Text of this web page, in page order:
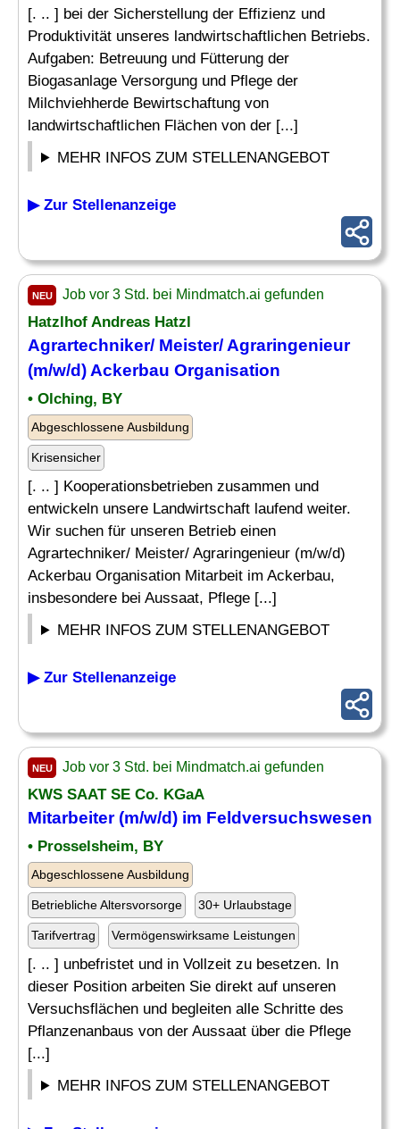
[. .. ] bei der Sicherstellung der Effizienz und
Produktivität unseres landwirtschaftlichen Betriebs.
Aufgaben: Betreuung und Fütterung der
Biogasanlage Versorgung und Pflege der
Milchviehherde Bewirtschaftung von
landwirtschaftlichen Flächen von der [...]
MEHR INFOS ZUM STELLENANGEBOT
▶ Zur Stellenanzeige
NEU Job vor 3 Std. bei Mindmatch.ai gefunden
Hatzlhof Andreas Hatzl
Agrartechniker/ Meister/ Agraringenieur
(m/w/d) Ackerbau Organisation
• Olching, BY
Abgeschlossene Ausbildung
Krisensicher
[. .. ] Kooperationsbetrieben zusammen und
entwickeln unsere Landwirtschaft laufend weiter.
Wir suchen für unseren Betrieb einen
Agrartechniker/ Meister/ Agraringenieur (m/w/d)
Ackerbau Organisation Mitarbeit im Ackerbau,
insbesondere bei Aussaat, Pflege [...]
MEHR INFOS ZUM STELLENANGEBOT
▶ Zur Stellenanzeige
NEU Job vor 3 Std. bei Mindmatch.ai gefunden
KWS SAAT SE Co. KGaA
Mitarbeiter (m/w/d) im Feldversuchswesen
• Prosselsheim, BY
Abgeschlossene Ausbildung
Betriebliche Altersvorsorge 30+ Urlaubstage
Tarifvertrag Vermögenswirksame Leistungen
[. .. ] unbefristet und in Vollzeit zu besetzen. In
dieser Position arbeiten Sie direkt auf unseren
Versuchsflächen und begleiten alle Schritte des
Pflanzenanbaus von der Aussaat über die Pflege
[...]
MEHR INFOS ZUM STELLENANGEBOT